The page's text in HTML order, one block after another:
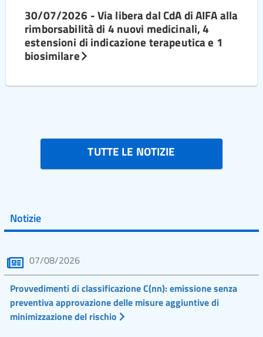
30/07/2026 - Via libera dal CdA di AIFA alla
rimborsabilità di 4 nuovi medicinali, 4
estensioni di indicazione terapeutica e 1
biosimilare
TUTTE LE NOTIZIE
Notizie
07/08/2026
Provvedimenti di classificazione C(nn): emissione senza
preventiva approvazione delle misure aggiuntive di
minimizzazione del rischio